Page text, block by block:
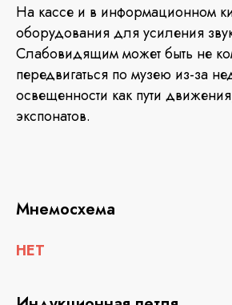
На кассе и в информационном
оборудования для усиления
Слабовидящим может быть не
передвигаться по музею из-за
освещенности как пути
экспонатов.
Мнемосхема
НЕТ